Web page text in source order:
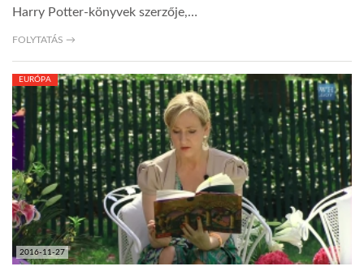
Harry Potter-könyvek szerzője,…
FOLYTATÁS →
2016-11-27
EURÓPA